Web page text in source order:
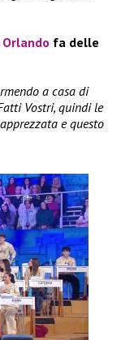
fa delle
a casa di
Vostri, quindi le
e questo